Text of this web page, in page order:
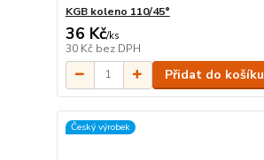
KGB koleno 110/45°
36 Kč/ks
30 Kč bez DPH
Přidat do košíku
Český výrobek